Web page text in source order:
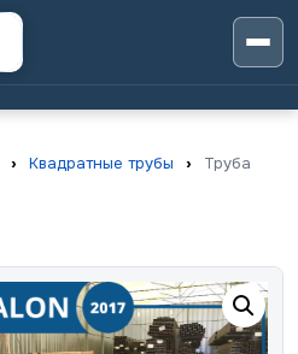
› Квадратные трубы ›
Труба